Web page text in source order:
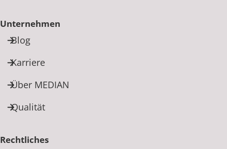
Unternehmen
Blog
Karriere
Über MEDIAN
Qualität
Rechtliches